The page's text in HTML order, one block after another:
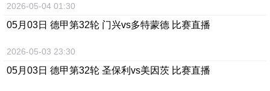
2026-05-04 01:30
05月03日 德甲第32轮 门兴vs多特蒙德 比赛直播
2026-05-03 23:30
05月03日 德甲第32轮 圣保利vs美因茨 比赛直播